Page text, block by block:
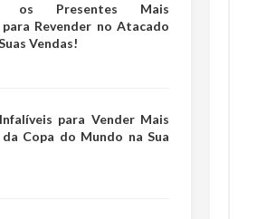
os Presentes Mais
para Revender no Atacado
Vendas!
para Vender Mais
Copa do Mundo na Sua